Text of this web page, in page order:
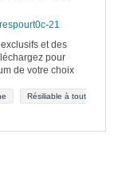
21
et des
pour
de votre choix
Résiliable à tout